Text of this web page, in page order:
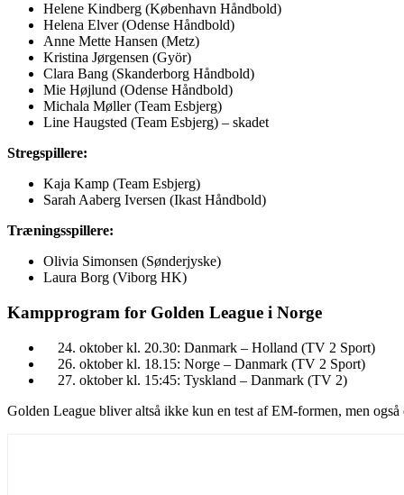
Helene Kindberg (København Håndbold)
Helena Elver (Odense Håndbold)
Anne Mette Hansen (Metz)
Kristina Jørgensen (Györ)
Clara Bang (Skanderborg Håndbold)
Mie Højlund (Odense Håndbold)
Michala Møller (Team Esbjerg)
Line Haugsted (Team Esbjerg) – skadet
Stregspillere:
Kaja Kamp (Team Esbjerg)
Sarah Aaberg Iversen (Ikast Håndbold)
Træningsspillere:
Olivia Simonsen (Sønderjyske)
Laura Borg (Viborg HK)
Kampprogram for Golden League i Norge
oktober ​kl. 20.30: Danmark – Holland (TV 2 Sport)
oktober​ kl. 18.15: Norge – Danmark (TV 2 Sport)
oktober ​kl. 15:45: Tyskland – Danmark (TV 2)
Golden League bliver altså ikke kun en test af EM-formen, men